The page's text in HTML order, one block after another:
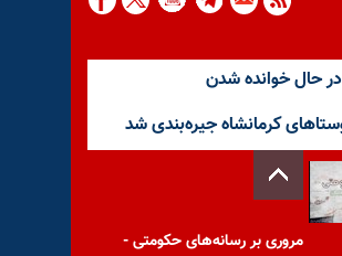
حال خوانده شدن
کرمانشاه جیره‌بندی شد
مروری بر رسانه‌های حکومتی -